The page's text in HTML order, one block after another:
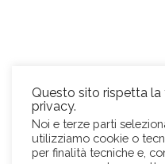
Via Antonio Pacinotti 63,
Mob.+39 3384389569
Questo sito rispetta la
privacy.
Noi e terze parti
utilizziamo cookie o
per finalità tecniche e,